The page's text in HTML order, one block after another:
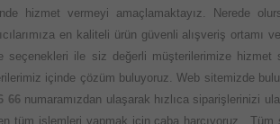
hizmet vermeyi amaçlamaktayız. Nerede
en kaliteli ürün güvenli alışveriş
seçenekleri ile siz değerli müşterilerimize hizmet
içinde çözüm buluyoruz. Web sitemizde
66 numaramızdan ulaşarak hızlıca siparişlerinizi
tüm işlemleri yapmak için çaba harcıyoruz..